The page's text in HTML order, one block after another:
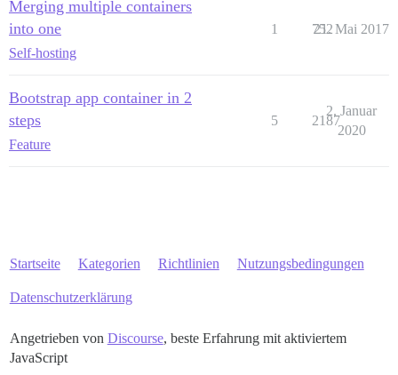
Merging multiple containers
into one
Self-hosting
1 752
21. Mai 2017
Bootstrap app container in 2
steps
Feature
5 2187
2. Januar
2020
Startseite Kategorien Richtlinien Nutzungsbedingungen
Datenschutzerklärung
Angetrieben von Discourse, beste Erfahrung mit aktiviertem
JavaScript